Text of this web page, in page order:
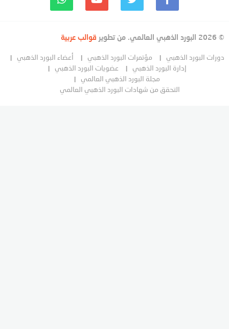
© 2026 البورد الذهبي العالمي. من تطوير قوالب عربية
دورات البورد الذهبي مؤتمرات البورد الذهبي
أعضاء البورد الذهبي
إدارة البورد الذهبي
عضويات البورد الذهبي
مجلة البورد الذهبي العالمي
التحقق من شهادات البورد الذهبي العالمي